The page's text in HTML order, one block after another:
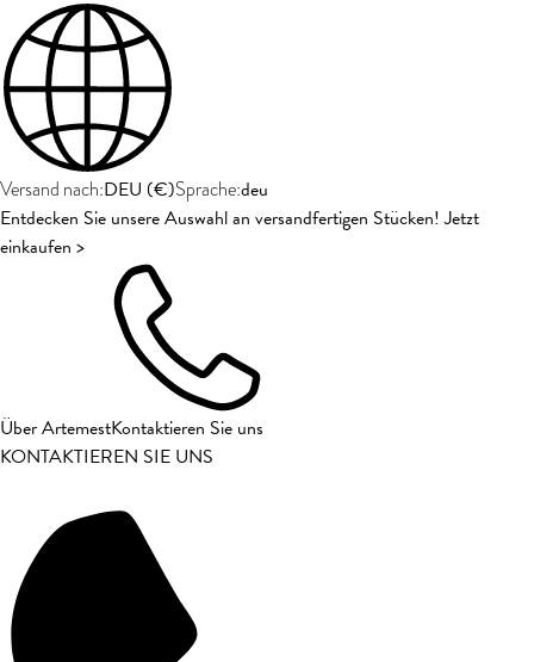
Versand nach:DEU (€)Sprache:deu
Entdecken Sie unsere Auswahl an versandfertigen Stücken! Jetzt
einkaufen >
Über ArtemestKontaktieren Sie uns
KONTAKTIEREN SIE UNS